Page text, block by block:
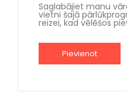
Saglabājiet manu
vietni šajā
reizei, kad vēlēšos